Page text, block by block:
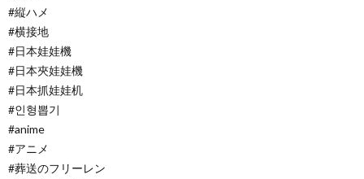
#縦ハメ
#横接地
#日本娃娃機
#日本夾娃娃機
#日本抓娃娃机
#인형뽑기
#anime
#アニメ
#葬送のフリーレン